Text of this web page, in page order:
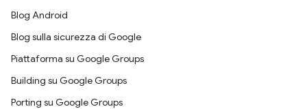
Blog Android
Blog sulla sicurezza di Google
Piattaforma su Google Groups
Building su Google Groups
Porting su Google Groups